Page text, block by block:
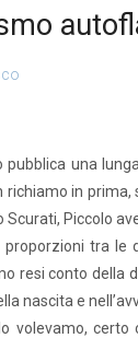
pubblica una
richiamo in prima,
Piccolo
tra le
resi conto della
nascita e
volevamo,